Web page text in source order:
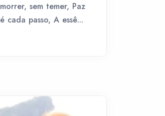
morrer, sem temer, Paz
é cada passo, A essê...